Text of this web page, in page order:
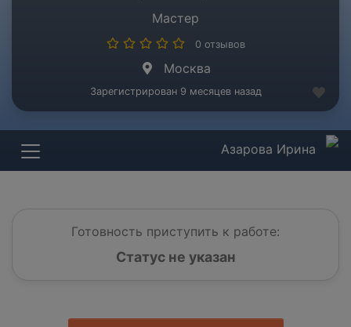
Мастер
0 отзывов
Москва
Зарегистрирован 9 месяцев назад
Азарова Ирина
Готовность приступить к работе:
Статус не указан